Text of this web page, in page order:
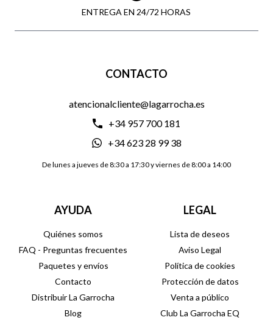
ENTREGA EN 24/72 HORAS
CONTACTO
atencionalcliente@lagarrocha.es
+34 957 700 181
+34 623 28 99 38
De lunes a jueves de 8:30 a 17:30 y viernes de 8:00 a 14:00
AYUDA
Quiénes somos
FAQ - Preguntas frecuentes
Paquetes y envíos
Contacto
Distribuir La Garrocha
Blog
LEGAL
Lista de deseos
Aviso Legal
Política de cookies
Protección de datos
Venta a público
Club La Garrocha EQ